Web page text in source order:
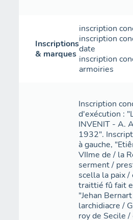
Inscriptions
& marques
inscription
inscription
date
inscription
armoiries
Inscription
d'exécution :
INVENIT - A.
1932".
à gauche,
VIIme de / la
serment /
scella la paix
traittié fû fait
"Jehan
larchidiacre /
roy de Secile